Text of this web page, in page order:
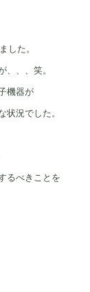
した。
、、、笑。
機器が
状況でした。
るべきことを